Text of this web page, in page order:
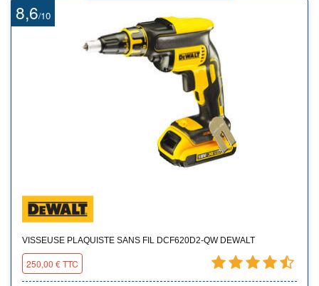
8,6/10
VISSEUSE PLAQUISTE SANS FIL DCF620D2-QW DEWALT
250,00 € TTC